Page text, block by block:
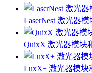
LaserNest 激光器
QuixX 激光器模块
LuxX+ 激光器模块